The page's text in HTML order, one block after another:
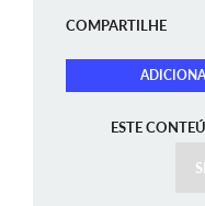
COMPARTILHE
ESTE